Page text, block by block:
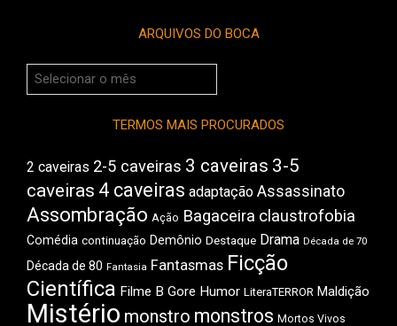
ARQUIVOS DO BOCA
Arquivos
do
TERMOS MAIS PROCURADOS
2 caveiras 2-5 caveiras 3 caveiras 3-5
caveiras 4 caveiras adaptação Assassinato
Assombração Ação Bagaceira claustrofobia
Comédia continuação Demônio Destaque Drama Década de 70
Década de 80 Fantasia Fantasmas Ficção
Científica Filme B Gore Humor LiteraTERROR Maldição
Mistério monstro monstros Mortos Vivos